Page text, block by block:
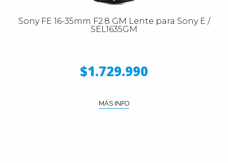
Sony FE 16-35mm F2.8 GM Lente para Sony E /
SEL1635GM
$1.729.990
MÁS INFO